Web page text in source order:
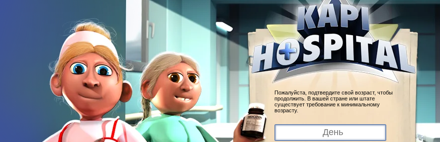
Пожалуйста, подтвердите свой возраст, чтобы
продолжить. В вашей стране или штате
существует требование к минимальному
возрасту.